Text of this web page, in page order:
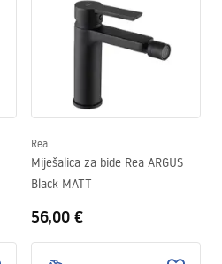
Rea
Miješalica za bide Rea ARGUS
Black MATT
56,00 €